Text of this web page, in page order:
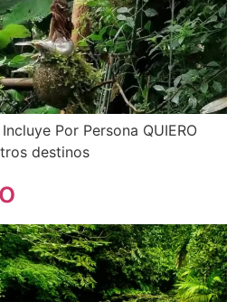
Por Persona QUIERO
destinos